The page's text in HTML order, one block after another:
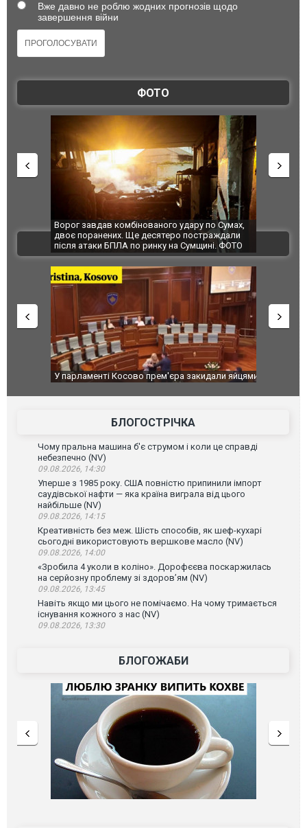
Вже давно не роблю жодних прогнозів щодо
завершення війни
ФОТО
Ворог завдав комбінованого удару по Сумах,
двоє поранених. Ще десятеро постраждали
після атаки БПЛА по ринку на Сумщині. ФОТО
За 2000
склад
ВІДЕО
У парламенті Косово прем'єра закидали яйцямиПриїхав за
до
зіркового
БЛОГОСТРІЧКА
Чому пральна машина б'є струмом і коли це справді
небезпечно (NV)
09.08.2026, 14:30
Уперше з 1985 року. США повністю припинили імпорт
саудівської нафти — яка країна виграла від цього
найбільше (NV)
09.08.2026, 14:15
Креативність без меж. Шість способів, як шеф-кухарі
сьогодні використовують вершкове масло (NV)
09.08.2026, 14:00
«Зробила 4 уколи в коліно». Дорофєєва поскаржилась
на серйозну проблему зі здоров’ям (NV)
09.08.2026, 13:45
Навіть якщо ми цього не помічаємо. На чому тримається
існування кожного з нас (NV)
09.08.2026, 13:30
БЛОГОЖАБИ